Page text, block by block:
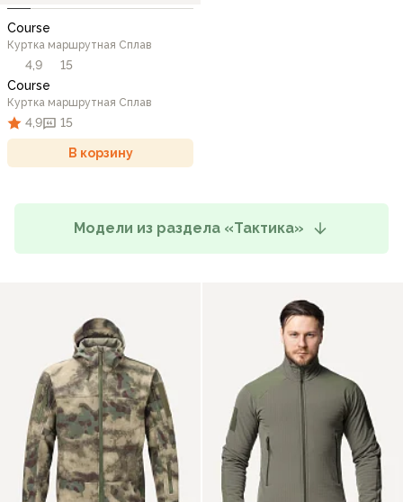
Course
Куртка маршрутная Сплав
4,9
15
Course
Куртка маршрутная Сплав
4,9 15
В корзину
Модели из раздела «Тактика»